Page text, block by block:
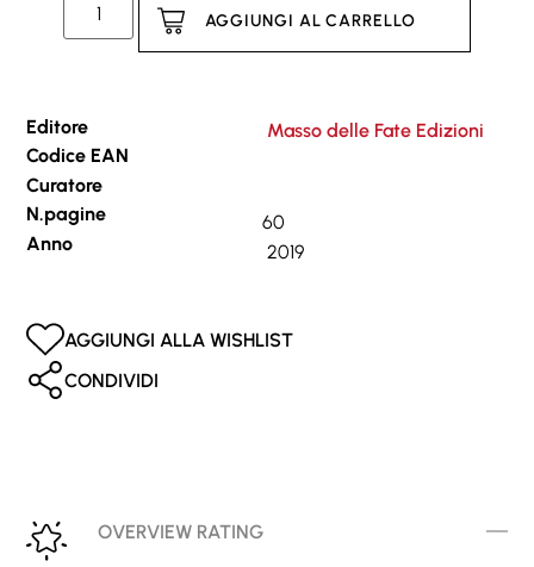
AGGIUNGI AL CARRELLO
Editore
Masso delle Fate Edizioni
Codice EAN
Curatore
N.pagine
60
Anno
2019
AGGIUNGI ALLA WISHLIST
CONDIVIDI
OVERVIEW RATING